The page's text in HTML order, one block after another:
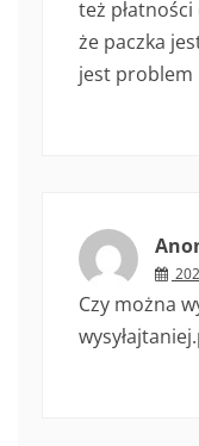
też
że paczka
jest problem
Czy można